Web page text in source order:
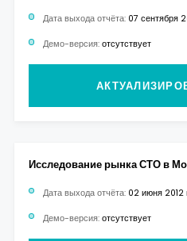
Дата выхода отчёта: 07 сентября
Демо-версия: отсутствует
Исследование рынка СТО в
Дата выхода отчёта: 02 июня 2012
Демо-версия: отсутствует